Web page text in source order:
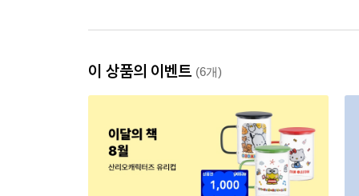
이 상품의 이벤트 (6개)